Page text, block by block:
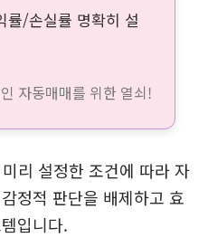
률/손실률 명확히 설
자동매매를 위한 열쇠!
미리 설정한 조건에 따라 자
정적 판단을 배제하고 효
입니다.